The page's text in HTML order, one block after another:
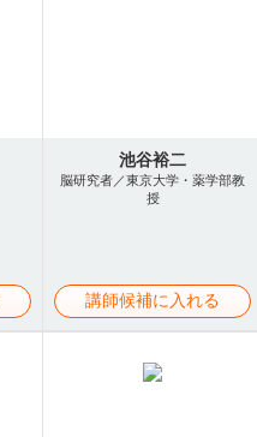
池谷裕二
脳研究者／東京大学・薬学部教
授
講師候補に入れる